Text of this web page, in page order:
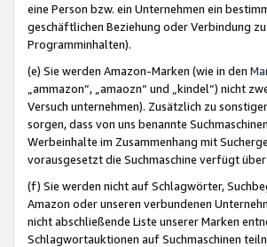
eine Person bzw. ein Unternehmen ein
geschäftlichen Beziehung oder Verbindung
Programminhalten).
(e) Sie werden Amazon-Marken (wie in den
„ammazon“, „amaozn“ und „kindel“) nicht
Versuch unternehmen). Zusätzlich zu
sorgen, dass von uns benannte
Werbeinhalte im Zusammenhang mit
vorausgesetzt die Suchmaschine verfügt
(f) Sie werden nicht auf Schlagwörter,
Amazon oder unseren verbundenen
nicht abschließende Liste unserer Marken
Schlagwortauktionen auf Suchmaschinen